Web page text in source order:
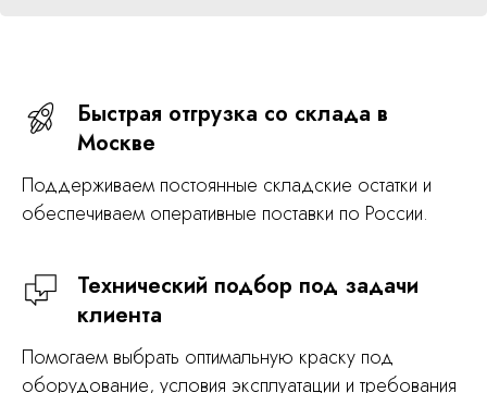
Быстрая отгрузка со склада в
Москве
Поддерживаем постоянные складские остатки и
обеспечиваем оперативные поставки по России.
Технический подбор под задачи
клиента
Помогаем выбрать оптимальную краску под
оборудование, условия эксплуатации и требования